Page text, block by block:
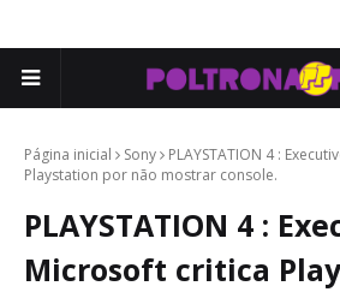
Página inicial Sony
PLAYSTATION 4 :
Playstation por não mostrar console.
PLAYSTATION 4 :
Microsoft critica